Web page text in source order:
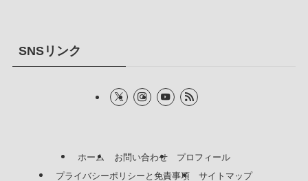
SNSリンク
ホーム お問い合わせ
プロフィール
プライバシーポリシーと免責事項
サイトマップ